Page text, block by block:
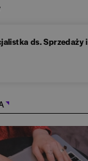
ds. Sprzedaży